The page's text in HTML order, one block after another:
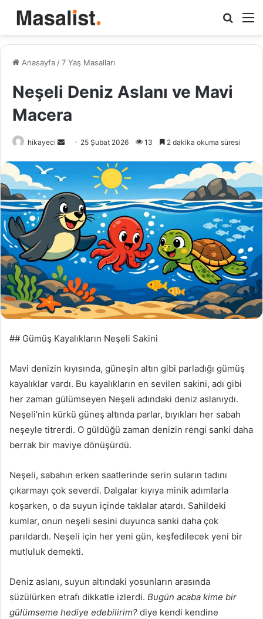
Arama
yap
Anasayfa /7 Yaş Masalları
Neşeli Deniz Aslanı ve Mavi
Macera
hikayeci
-
p
o
t
g
ö
n
e
m
e
k
25 Şubat 2026 13 2 dakika okuma süresi
## Gümüş Kayalıkların Neşeli Sakini
Mavi denizin kıyısında, güneşin altın gibi parladığı gümüş
kayalıklar vardı. Bu kayalıkların en sevilen sakini, adı gibi
her zaman gülümseyen Neşeli adındaki deniz aslanıydı.
Neşeli’nin kürkü güneş altında parlar, bıyıkları her sabah
neşeyle titrerdi. O güldüğü zaman denizin rengi sanki daha
berrak bir maviye dönüşürdü.
Neşeli, sabahın erken saatlerinde serin suların tadını
çıkarmayı çok severdi. Dalgalar kıyıya minik adımlarla
koşarken, o da suyun içinde taklalar atardı. Sahildeki
kumlar, onun neşeli sesini duyunca sanki daha çok
parıldardı. Neşeli için her yeni gün, keşfedilecek yeni bir
mutluluk demekti.
Deniz aslanı, suyun altındaki yosunların arasında
süzülürken etrafı dikkatle izlerdi. Bugün acaba kime bir
gülümseme hediye edebilirim? diye kendi kendine